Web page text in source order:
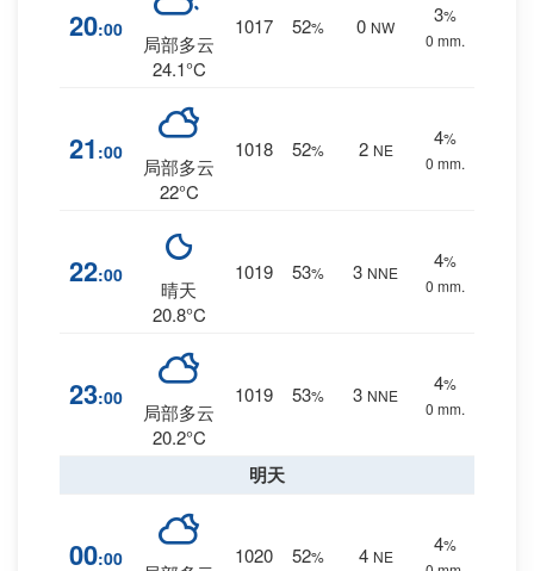
20:00
局部多云
24.1°C
1017 52% 0 NW
3%
0 mm.
21 :00
局部多云
22°C
1018 52% 2 NE
4%
0 mm.
22:00
晴天
20.8°C
1019 53% 3 NNE
4%
0 mm.
23:00
局部多云
20.2°C
1019 53% 3 NNE
4%
0 mm.
明天
00:00 1020 52% 4 NE
4%